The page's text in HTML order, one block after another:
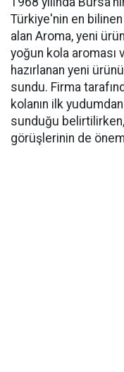
Türkiye'nin en
alan Aroma, yeni
yoğun kola aroması
hazırlanan yeni
sundu. Firma
kolanın ilk
sunduğu
görüşlerinin de önem